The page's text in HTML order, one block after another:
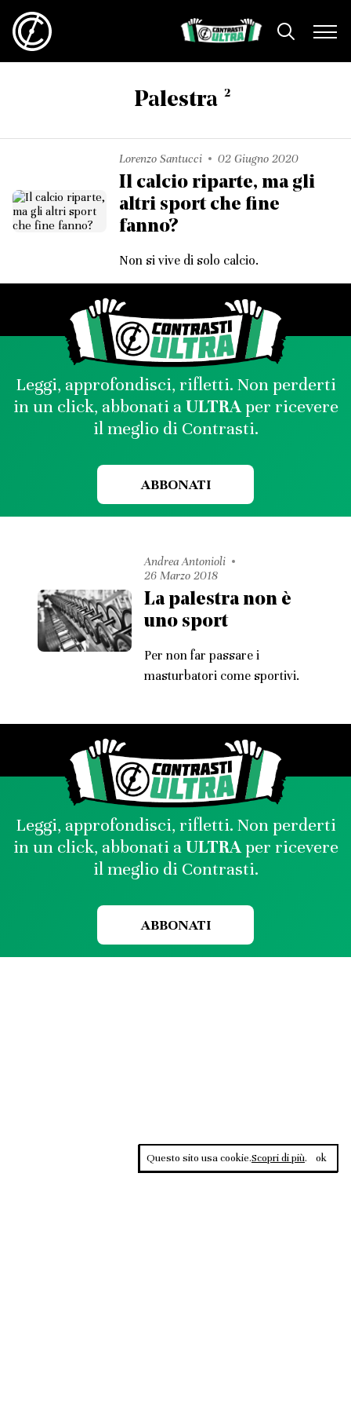
Palestra 2
Lorenzo Santucci 02 Giugno 2020
Il calcio riparte, ma gli
altri sport che fine
fanno?
Non si vive di solo calcio.
Leggi, approfondisci, rifletti. Non perderti
in un click, abbonati aULTRAper ricevere
il meglio di Contrasti.
ABBONATI
Andrea Antonioli
26 Marzo 2018
La palestra non è
uno sport
Per non far passare i
masturbatori come sportivi.
Leggi, approfondisci, rifletti. Non perderti
in un click, abbonati aULTRAper ricevere
il meglio di Contrasti.
ABBONATI
Questo sito usa cookie.Scopri di più. ok